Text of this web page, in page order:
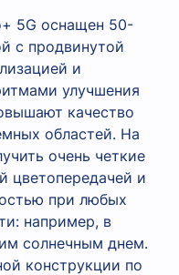
5G оснащен 50-
с продвинутой
и
улучшения
качество
областей. На
очень четкие
цветопередачей и
при любых
например, в
солнечным днем.
конструкции по